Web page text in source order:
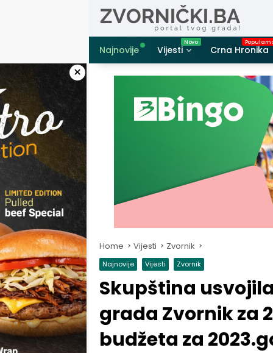
Najnovije
Vijesti Crna Hronika
×
Home Vijesti Zvornik
Najnovije Vijesti Zvornik
Skupština
grada Zvornik za
budžeta za